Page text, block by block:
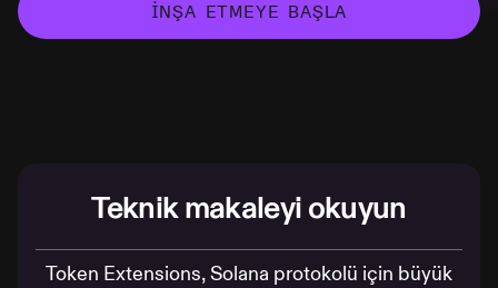
İNŞA ETMEYE BAŞLA
Teknik makaleyi okuyun
Token Extensions, Solana protokolü için büyük